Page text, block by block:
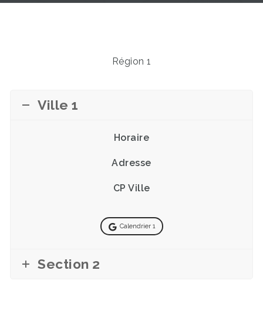
Région 1
Ville 1
Horaire
Adresse
CP Ville
Calendrier 1
Section 2